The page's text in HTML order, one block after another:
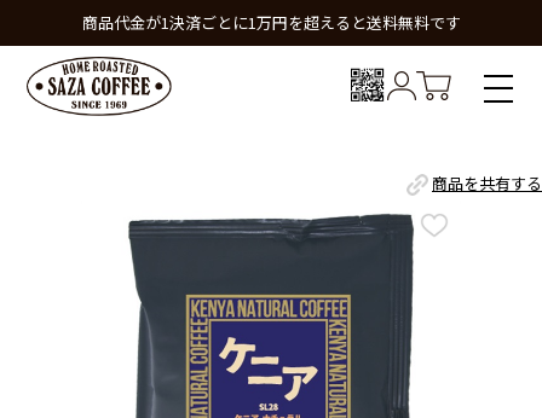
商品代金が1決済ごとに1万円を超えると送料無料です
商品を共有する